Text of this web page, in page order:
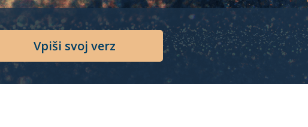
Vpiši svoj verz